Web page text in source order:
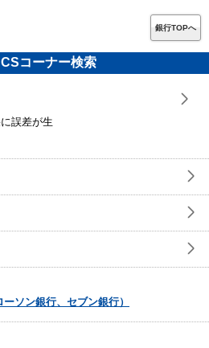
銀行TOPへ
コーナー検索
誤差が生
ソン銀行、セブン銀行）